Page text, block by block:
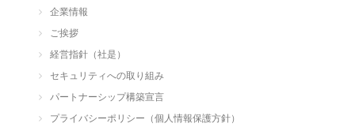
企業情報
ご挨拶
経営指針（社是）
セキュリティへの取り組み
パートナーシップ構築宣言
プライバシーポリシー（個人情報保護方針）